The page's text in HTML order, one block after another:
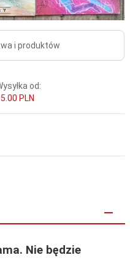
i produktów
od:
PLN
Nie będzie